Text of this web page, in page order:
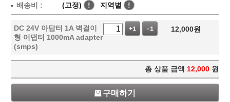
배송비 : (고정) ! 지역별 !
DC 24V 아답터 1A 벽걸이
형 어댑터 1000mA adapter
(smps)
+1 -1 12,000원
총 상품 금액 12,000 원
구매하기